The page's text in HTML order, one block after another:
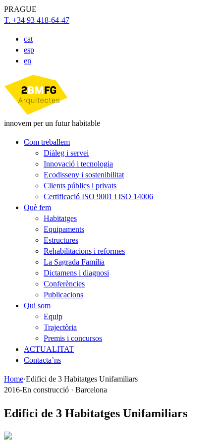
PRAGUE
T. +34 93 418-64-47
cat
esp
en
innovem per un futur habitable
Com treballem
Diàleg i servei
Innovació i tecnologia
Ecodisseny i sostenibilitat
Clients públics i privats
Certificació ISO 9001 i ISO 14006
Què fem
Habitatges
Equipaments
Estructures
Rehabilitacions i reformes
La Sagrada Família
Dictamens i diagnosi
Conferències
Publicacions
Qui som
Equip
Trajectòria
Premis i concursos
ACTUALITAT
Contacta’ns
Home·Edifici de 3 Habitatges Unifamiliars
2016-En construcció · Barcelona
Edifici de 3 Habitatges Unifamiliars